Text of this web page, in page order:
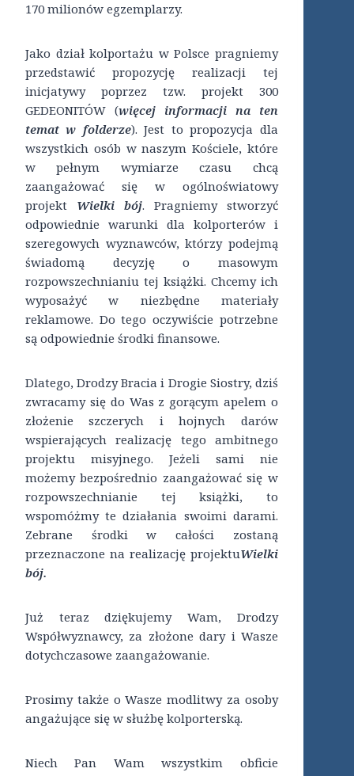
170 milionów egzemplarzy.
Jako dział kolportażu w Polsce pragniemy
przedstawić propozycję realizacji tej
inicjatywy poprzez tzw. projekt 300
GEDEONITÓW (więcej informacji na ten
temat w folderze). Jest to propozycja dla
wszystkich osób w naszym Kościele, które
w pełnym wymiarze czasu chcą
zaangażować się w ogólnoświatowy
projekt Wielki bój. Pragniemy stworzyć
odpowiednie warunki dla kolporterów i
szeregowych wyznawców, którzy podejmą
świadomą decyzję o masowym
rozpowszechnianiu tej książki. Chcemy ich
wyposażyć w niezbędne materiały
reklamowe. Do tego oczywiście potrzebne
są odpowiednie środki finansowe.
Dlatego, Drodzy Bracia i Drogie Siostry, dziś
zwracamy się do Was z gorącym apelem o
złożenie szczerych i hojnych darów
wspierających realizację tego ambitnego
projektu misyjnego. Jeżeli sami nie
możemy bezpośrednio zaangażować się w
rozpowszechnianie tej książki, to
wspomóżmy te działania swoimi darami.
Zebrane środki w całości zostaną
przeznaczone na realizację projektuWielki
bój.
Już teraz dziękujemy Wam, Drodzy
Współwyznawcy, za złożone dary i Wasze
dotychczasowe zaangażowanie.
Prosimy także o Wasze modlitwy za osoby
angażujące się w służbę kolporterską.
Niech Pan Wam wszystkim obficie